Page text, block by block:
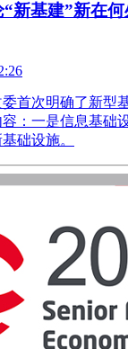
新基建”新在
首次明确了新型
：一是信息基础
础设施。